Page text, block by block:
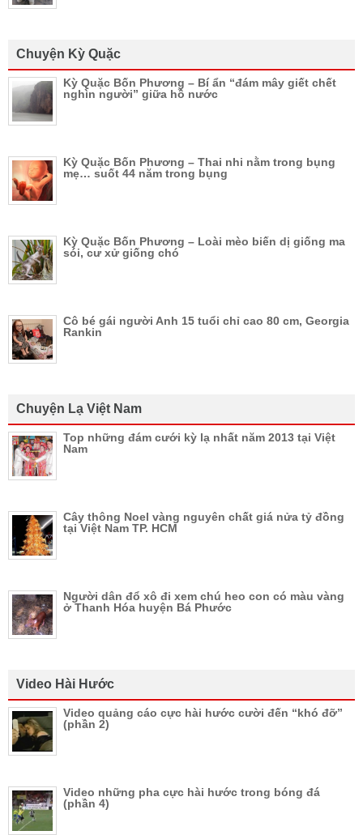
Chuyện Kỳ Quặc
Kỳ Quặc Bốn Phương – Bí ẩn “đám mây giết chết
nghìn người” giữa hồ nước
Kỳ Quặc Bốn Phương – Thai nhi nằm trong bụng
mẹ… suốt 44 năm trong bụng
Kỳ Quặc Bốn Phương – Loài mèo biến dị giống ma
sói, cư xử giống chó
Cô bé gái người Anh 15 tuổi chỉ cao 80 cm, Georgia
Rankin
Chuyện Lạ Việt Nam
Top những đám cưới kỳ lạ nhất năm 2013 tại Việt
Nam
Cây thông Noel vàng nguyên chất giá nửa tỷ đồng
tại Việt Nam TP. HCM
Người dân đổ xô đi xem chú heo con có màu vàng
ở Thanh Hóa huyện Bá Phước
Video Hài Hước
Video quảng cáo cực hài hước cười đến “khó đỡ”
(phần 2)
Video những pha cực hài hước trong bóng đá
(phần 4)